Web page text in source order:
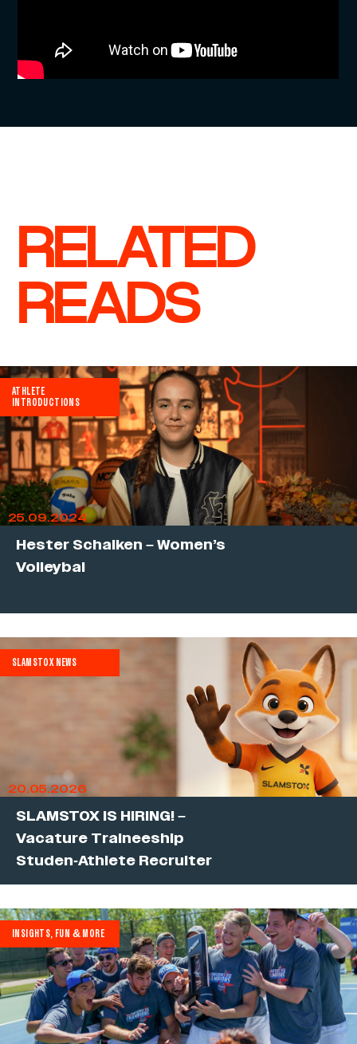
RELATED
READS
ATHLETE
INTRODUCTIONS
25.09.2024
Hester Schalken – Women’s
Volleybal
SLAMSTOX NEWS
20.05.2026
SLAMSTOX IS HIRING! –
Vacature Traineeship
Studen-Athlete Recruiter
INSIGHTS, FUN & MORE